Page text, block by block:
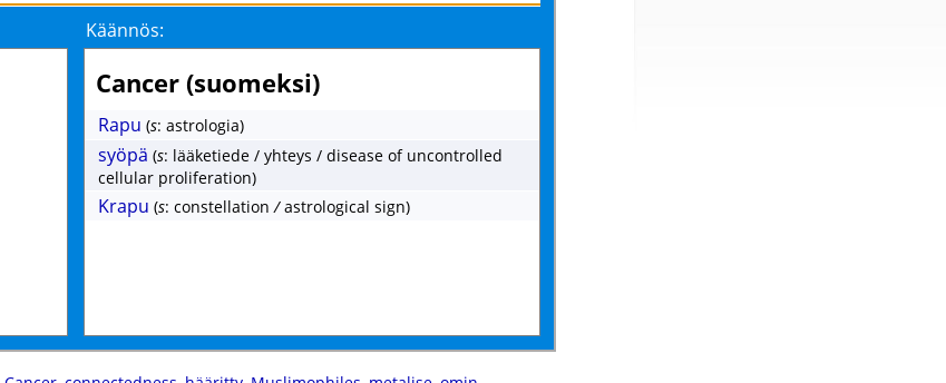
Käännös:
Cancer (suomeksi)
Rapu (s: astrologia)
syöpä (s: lääketiede / yhteys / disease of uncontrolled
cellular proliferation)
Krapu (s: constellation/astrological sign)